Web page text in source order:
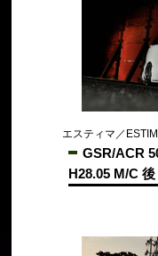
エスティマ／
GSR/ACR
H28.05 M/C 後